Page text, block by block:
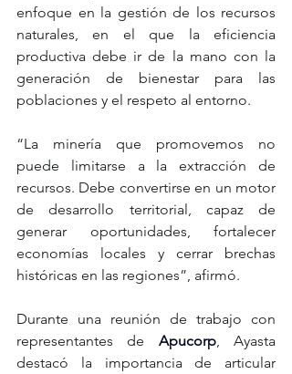
enfoque en la gestión de los recursos
naturales, en el que la eficiencia
productiva debe ir de la mano con la
generación de bienestar para las
poblaciones y el respeto al entorno.
“La minería que promovemos no
puede limitarse a la extracción de
recursos. Debe convertirse en un motor
de desarrollo territorial, capaz de
generar oportunidades, fortalecer
economías locales y cerrar brechas
históricas en las regiones”, afirmó.
Durante una reunión de trabajo con
representantes de Apucorp, Ayasta
destacó la importancia de articular